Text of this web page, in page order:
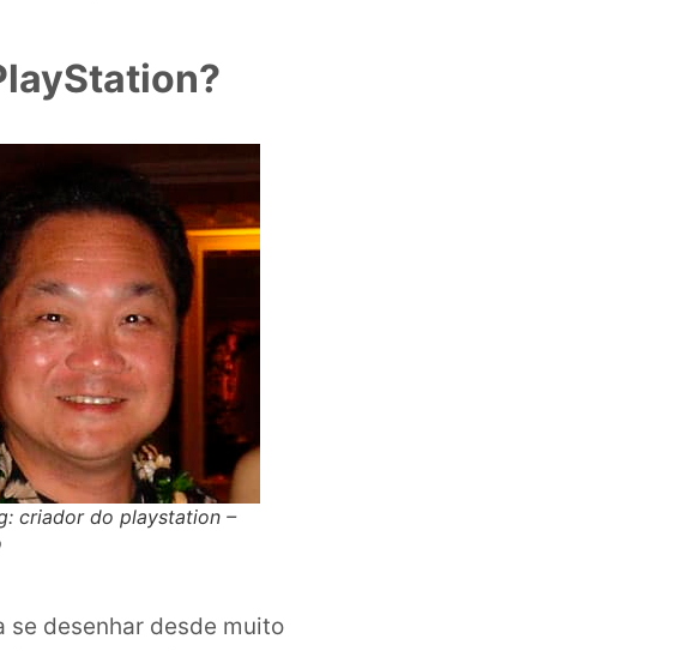
criador do playstation –
se desenhar desde muito